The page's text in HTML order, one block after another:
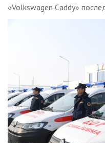
«Volkswagen Caddy»